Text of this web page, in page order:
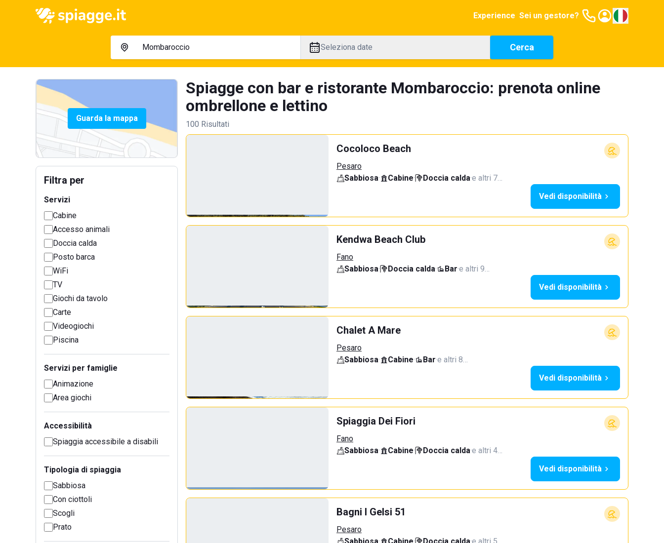
Experience Sei un gestore?
Seleziona date Cerca
Guarda la mappa
Filtra per
Servizi
Cabine
Accesso animali
Doccia calda
Posto barca
WiFi
TV
Giochi da tavolo
Carte
Videogiochi
Piscina
Servizi per famiglie
Animazione
Area giochi
Accessibilità
Spiaggia accessibile a disabili
Tipologia di spiaggia
Sabbiosa
Con ciottoli
Scogli
Prato
Spiagge con bar e ristorante Mombaroccio: prenota online
ombrellone e lettino
100 Risultati
Cocoloco Beach
Pesaro
Sabbiosa· Cabine· Doccia calda·e altri 7…
Vedi disponibilità
Kendwa Beach Club
Fano
Sabbiosa· Doccia calda· Bar·e altri 9…
Vedi disponibilità
Chalet A Mare
Pesaro
Sabbiosa· Cabine· Bar·e altri 8…
Vedi disponibilità
Spiaggia Dei Fiori
Fano
Sabbiosa· Cabine· Doccia calda·e altri 4…
Vedi disponibilità
Bagni I Gelsi 51
Pesaro